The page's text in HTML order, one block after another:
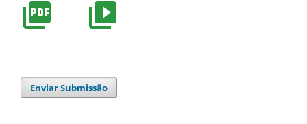
Enviar Submissão